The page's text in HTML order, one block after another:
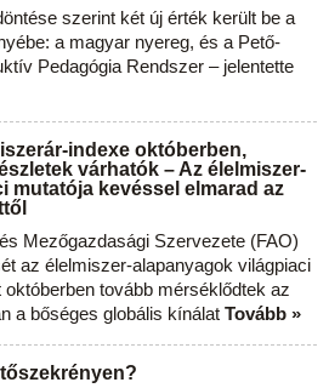
szerint két új érték került be a
a magyar nyereg, és a Pető-
Pedagógia Rendszer – jelentette
indexe októberben,
várhatók – Az élelmiszer-
mutatója kevéssel elmarad az
Mezőgazdasági Szervezete (FAO)
az élelmiszer-alapanyagok világpiaci
tovább mérséklődtek az
a bőséges globális kínálat Tovább »